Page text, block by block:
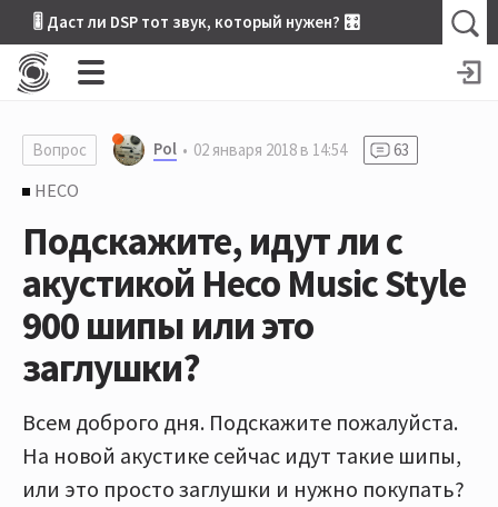
🎚 Даст ли DSP тот звук, который нужен? 🎛
Вопрос Pol 02 января 2018 в 14:54 63
HECO
Подскажите, идут ли с
акустикой Heco Music Style
900 шипы или это
заглушки?
Всем доброго дня. Подскажите пожалуйста.
На новой акустике сейчас идут такие шипы,
или это просто заглушки и нужно покупать?